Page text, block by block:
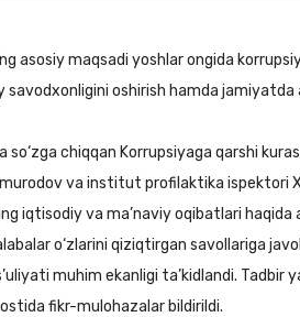
asosiy maqsadi yoshlar ongida
savodxonligini oshirish hamda
so‘zga chiqqan Korrupsiyaga qarshi
va institut profilaktika
iqtisodiy va ma’naviy oqibatlari
o‘zlarini qiziqtirgan savollariga
muhim ekanligi ta’kidlandi. Tadbir
fikr-mulohazalar bildirildi.